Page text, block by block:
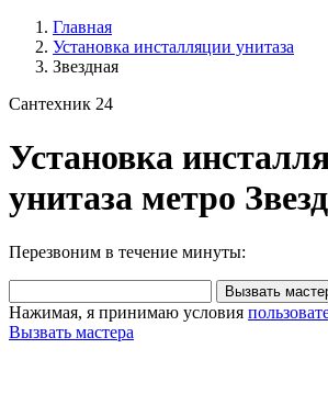
Главная
Установка инсталляции унитаза
Звездная
Сантехник 24
Установка
унитаза метро
Перезвоним в течение минуты:
Вызвать
Нажимая, я принимаю условия
Вызвать мастера